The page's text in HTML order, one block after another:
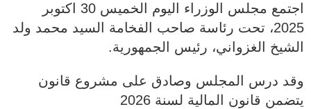
اجتمع مجلس الوزراء اليوم الخميس 30 اكتوبر
2025، تحت رئاسة صاحب الفخامة السيد محمد ولد
الشيخ الغزواني، رئيس الجمهورية.
وقد درس المجلس وصادق على مشروع قانون
يتضمن قانون المالية لسنة 2026